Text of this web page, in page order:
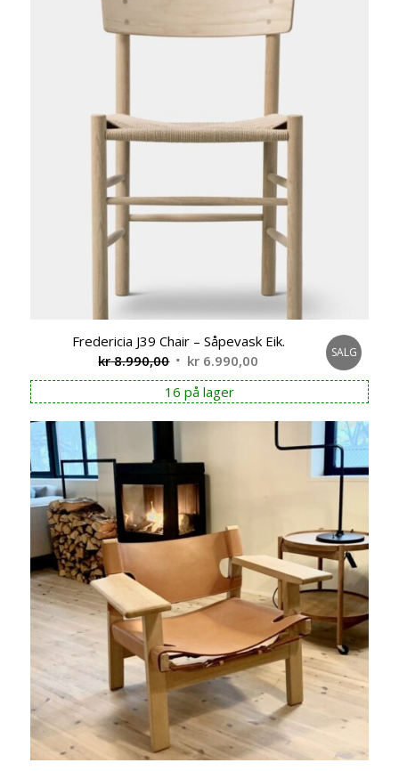
Fredericia J39 Chair – Såpevask Eik.
kr8.990,00 Opprinnelig
pris
var:
kr 8.990,00.
kr 6.990,00 Nåværende
pris
er:
kr 6.990,00.
SALG
16 på lager